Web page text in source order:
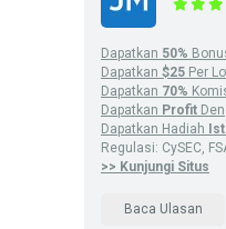
Dapatkan 50%
Dapatkan $25 Per
Dapatkan 70%
Dapatkan Profit
Dapatkan Hadiah
Regulasi: CySEC,
>> Kunjungi Situs
Baca Ulasan